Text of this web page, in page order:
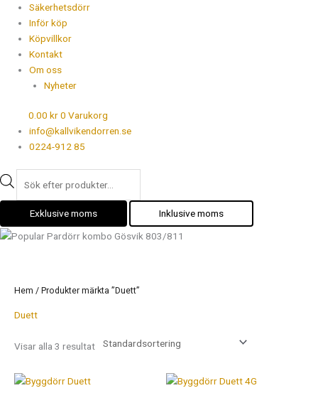
Säkerhetsdörr
Inför köp
Köpvillkor
Kontakt
Om oss
Nyheter
0.00 kr0 Varukorg
info@kallvikendorren.se
0224-912 85
Exklusive moms Inklusive moms
Hem / Produkter märkta ”Duett”
Duett
Visar alla 3 resultat